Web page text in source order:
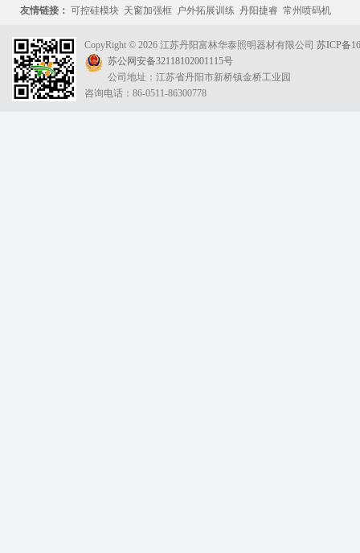
友情链接： 可控硅模块 天窗加强框 户外拓展训练 丹阳捷睿 常州喷码机
CopyRight © 2026 江苏丹阳富林华泰照明器材有限公司 苏ICP备
苏公网安备32118102001115号
公司地址：江苏省丹阳市新桥镇金桥工业园
咨询电话：86-0511-86300778